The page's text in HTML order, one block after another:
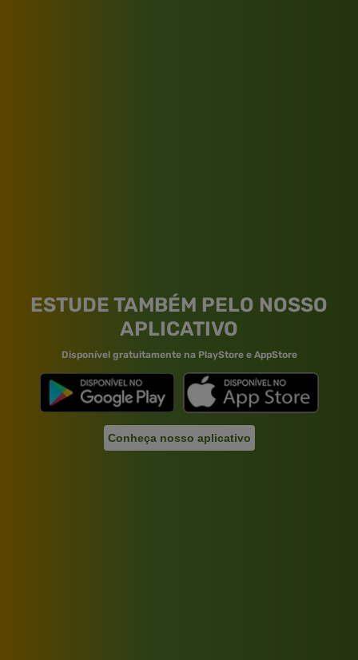
ESTUDE TAMBÉM PELO NOSSO
APLICATIVO
Disponível gratuitamente na PlayStore e AppStore
Conheça nosso aplicativo